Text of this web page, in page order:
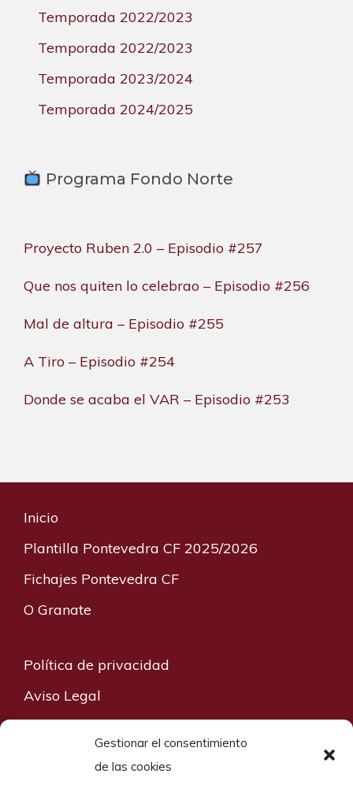
Gestionar el consentimiento
de las cookies
Temporada 2022/2023
Temporada 2022/2023
Temporada 2023/2024
Temporada 2024/2025
Programa Fondo Norte
Proyecto Ruben 2.0 – Episodio #257
Que nos quiten lo celebrao – Episodio #256
Mal de altura – Episodio #255
A Tiro – Episodio #254
Donde se acaba el VAR – Episodio #253
Inicio
Plantilla Pontevedra CF 2025/2026
Fichajes Pontevedra CF
O Granate
Política de privacidad
Aviso Legal